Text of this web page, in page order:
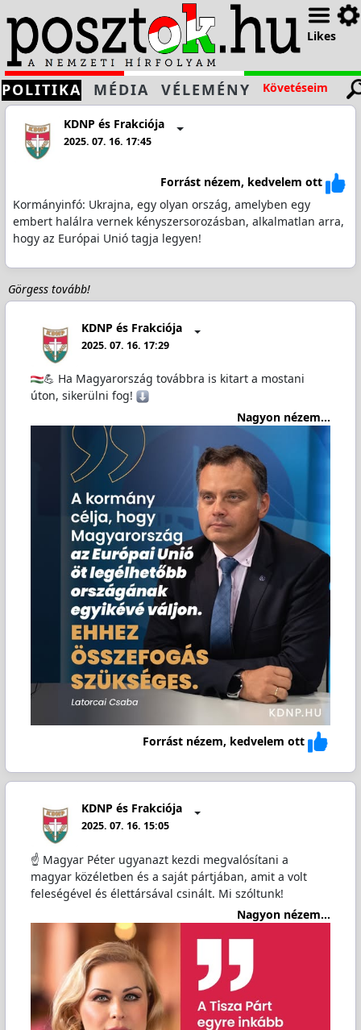
Likes
POLITIKA MÉDIA VÉLEMÉNY Követéseim
KDNP és Frakciója
2025. 07. 16. 17:45
Forrást nézem, kedvelem ott
Kormányinfó: Ukrajna, egy olyan ország, amelyben egy
embert halálra vernek kényszersorozásban, alkalmatlan arra,
hogy az Európai Unió tagja legyen!
Görgess tovább!
KDNP és Frakciója
2025. 07. 16. 17:29
💪 Ha Magyarország továbbra is kitart a mostani
úton, sikerülni fog!
Nagyon nézem...
Forrást nézem, kedvelem ott
KDNP és Frakciója
2025. 07. 16. 15:05
☝ Magyar Péter ugyanazt kezdi megvalósítani a
magyar közéletben és a saját pártjában, amit a volt
feleségével és élettársával csinált. Mi szóltunk!
Nagyon nézem...